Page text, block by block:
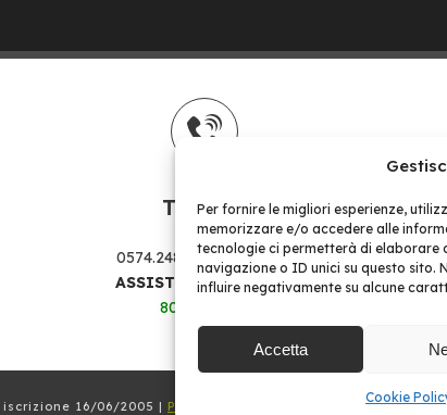
Per fornire le migliori esperienze,
memorizzare e/o accedere alle
tecnologie ci permetterà di elaborare
navigazione o ID unici su questo sito.
influire negativamente su alcune
Accetta
Cookie
Telefoni
0574.24874|0574.37851
ASSISTENZA CLIENTI
800 978 552
16/06/2005 | Powered by Glant Studio Privacy